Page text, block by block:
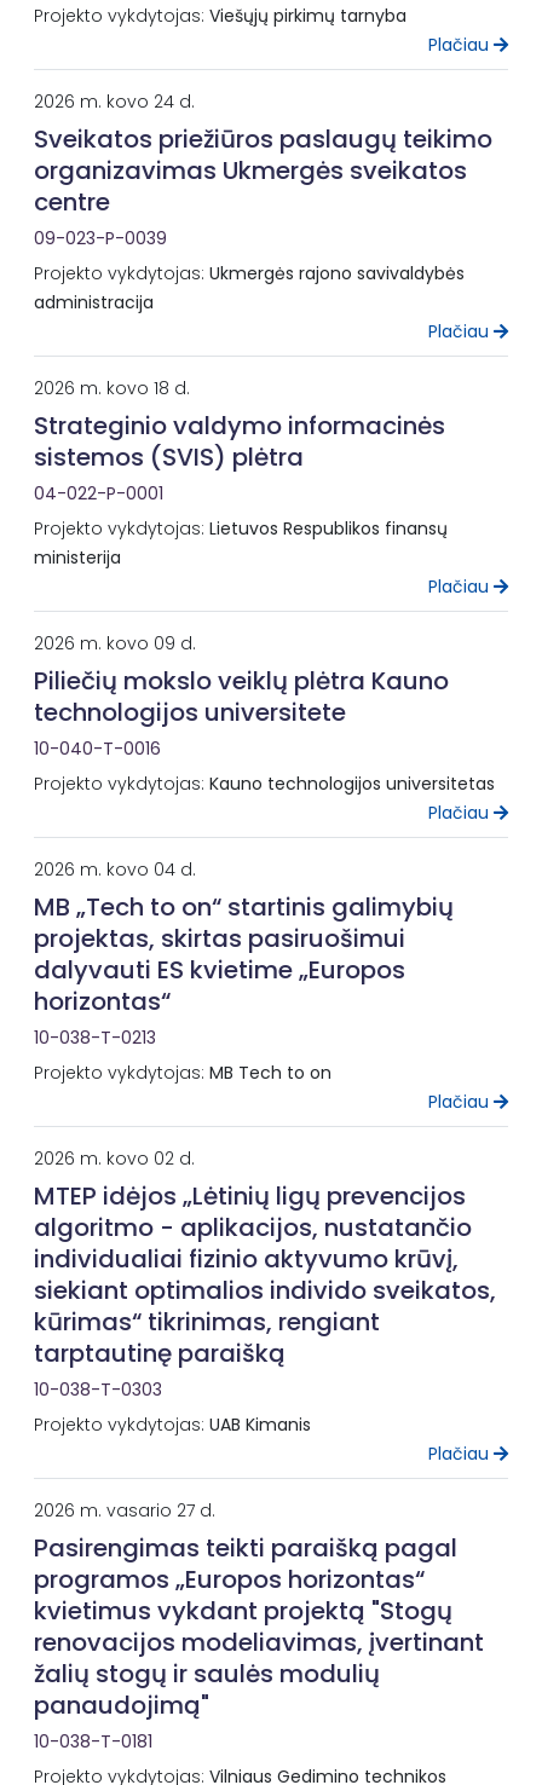
Projekto vykdytojas: Viešųjų pirkimų tarnyba
Plačiau
2026 m. kovo 24 d.
Sveikatos priežiūros paslaugų teikimo
organizavimas Ukmergės sveikatos
centre
09-023-P-0039
Projekto vykdytojas: Ukmergės rajono savivaldybės
administracija
Plačiau
2026 m. kovo 18 d.
Strateginio valdymo informacinės
sistemos (SVIS) plėtra
04-022-P-0001
Projekto vykdytojas: Lietuvos Respublikos finansų
ministerija
Plačiau
2026 m. kovo 09 d.
Piliečių mokslo veiklų plėtra Kauno
technologijos universitete
10-040-T-0016
Projekto vykdytojas: Kauno technologijos universitetas
Plačiau
2026 m. kovo 04 d.
MB „Tech to on“ startinis galimybių
projektas, skirtas pasiruošimui
dalyvauti ES kvietime „Europos
horizontas“
10-038-T-0213
Projekto vykdytojas: MB Tech to on
Plačiau
2026 m. kovo 02 d.
MTEP idėjos „Lėtinių ligų prevencijos
algoritmo - aplikacijos, nustatančio
individualiai fizinio aktyvumo krūvį,
siekiant optimalios individo sveikatos,
kūrimas“ tikrinimas, rengiant
tarptautinę paraišką
10-038-T-0303
Projekto vykdytojas: UAB Kimanis
Plačiau
2026 m. vasario 27 d.
Pasirengimas teikti paraišką pagal
programos „Europos horizontas“
kvietimus vykdant projektą "Stogų
renovacijos modeliavimas, įvertinant
žalių stogų ir saulės modulių
panaudojimą"
10-038-T-0181
Projekto vykdytojas: Vilniaus Gedimino technikos